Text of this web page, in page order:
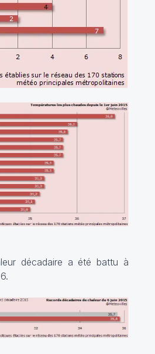
décadaire a été battu à